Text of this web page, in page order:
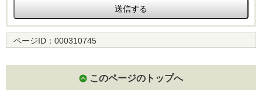
ページID： 000310745
このページのトップへ